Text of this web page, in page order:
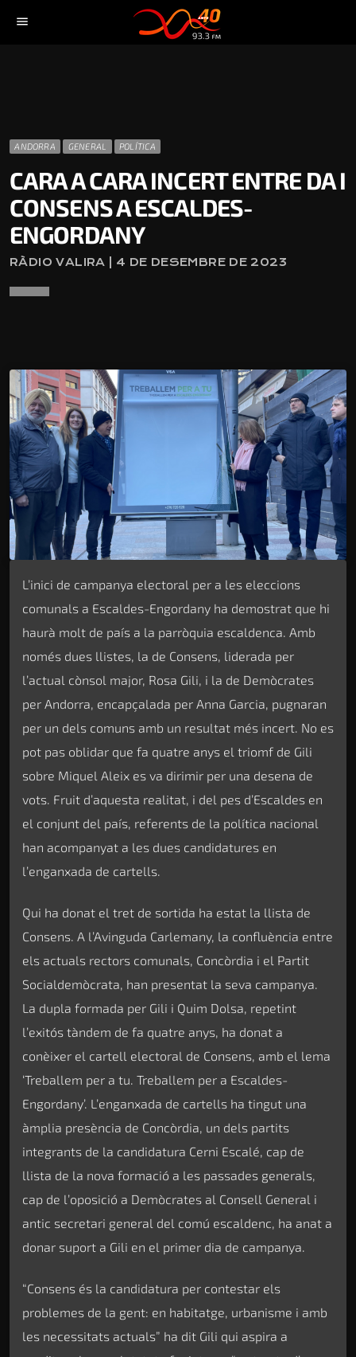
menu
ANDORRA GENERAL POLÍTICA
CARA A CARA INCERT ENTRE DA I
CONSENS A ESCALDES-
ENGORDANY
RÀDIO VALIRA | 4 DE DESEMBRE DE 2023
L’inici de campanya electoral per a les eleccions
comunals a Escaldes-Engordany ha demostrat que hi
haurà molt de país a la parròquia escaldenca. Amb
només dues llistes, la de Consens, liderada per
l’actual cònsol major, Rosa Gili, i la de Demòcrates
per Andorra, encapçalada per Anna Garcia, pugnaran
per un dels comuns amb un resultat més incert. No es
pot pas oblidar que fa quatre anys el triomf de Gili
sobre Miquel Aleix es va dirimir per una desena de
vots. Fruit d’aquesta realitat, i del pes d’Escaldes en
el conjunt del país, referents de la política nacional
han acompanyat a les dues candidatures en
l’enganxada de cartells.
Qui ha donat el tret de sortida ha estat la llista de
Consens. A l’Avinguda Carlemany, la confluència entre
els actuals rectors comunals, Concòrdia i el Partit
Socialdemòcrata, han presentat la seva campanya.
La dupla formada per Gili i Quim Dolsa, repetint
l’exitós tàndem de fa quatre anys, ha donat a
conèixer el cartell electoral de Consens, amb el lema
‘Treballem per a tu. Treballem per a Escaldes-
Engordany’. L’enganxada de cartells ha tingut una
àmplia presència de Concòrdia, un dels partits
integrants de la candidatura Cerni Escalé, cap de
llista de la nova formació a les passades generals,
cap de l’oposició a Demòcrates al Consell General i
antic secretari general del comú escaldenc, ha anat a
donar suport a Gili en el primer dia de campanya.
“Consens és la candidatura per contestar els
problemes de la gent: en habitatge, urbanisme i amb
les necessitats actuals” ha dit Gili qui aspira a